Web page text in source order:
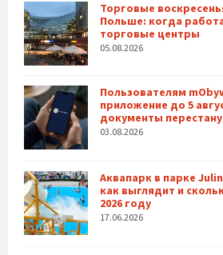
Торговые
Польше: когда
торговые центры
05.08.2026
Пользователям
приложение до 5
документы
03.08.2026
Аквапарк в парке
как выглядит и
2026 году
17.06.2026